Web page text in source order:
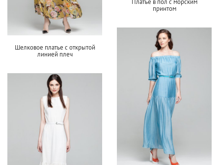
принтом
Шелковое платье с открытой
линией плеч